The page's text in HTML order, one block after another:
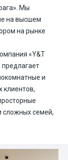
Мы
на высшем
на рынке
«Y&T
предлагает
и
сложных семей,